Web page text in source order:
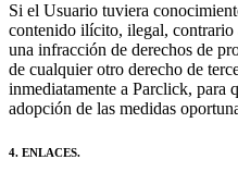
Si el Usuario tuviera
contenido ilícito, ilegal, contrario
una infracción de derechos de
de cualquier otro derecho de
inmediatamente a Parclick, para
adopción de las medidas
4. ENLACES.